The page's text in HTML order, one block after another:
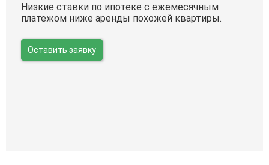
Низкие ставки по ипотеке с ежемесячным
платежом ниже аренды похожей квартиры.
Оставить заявку